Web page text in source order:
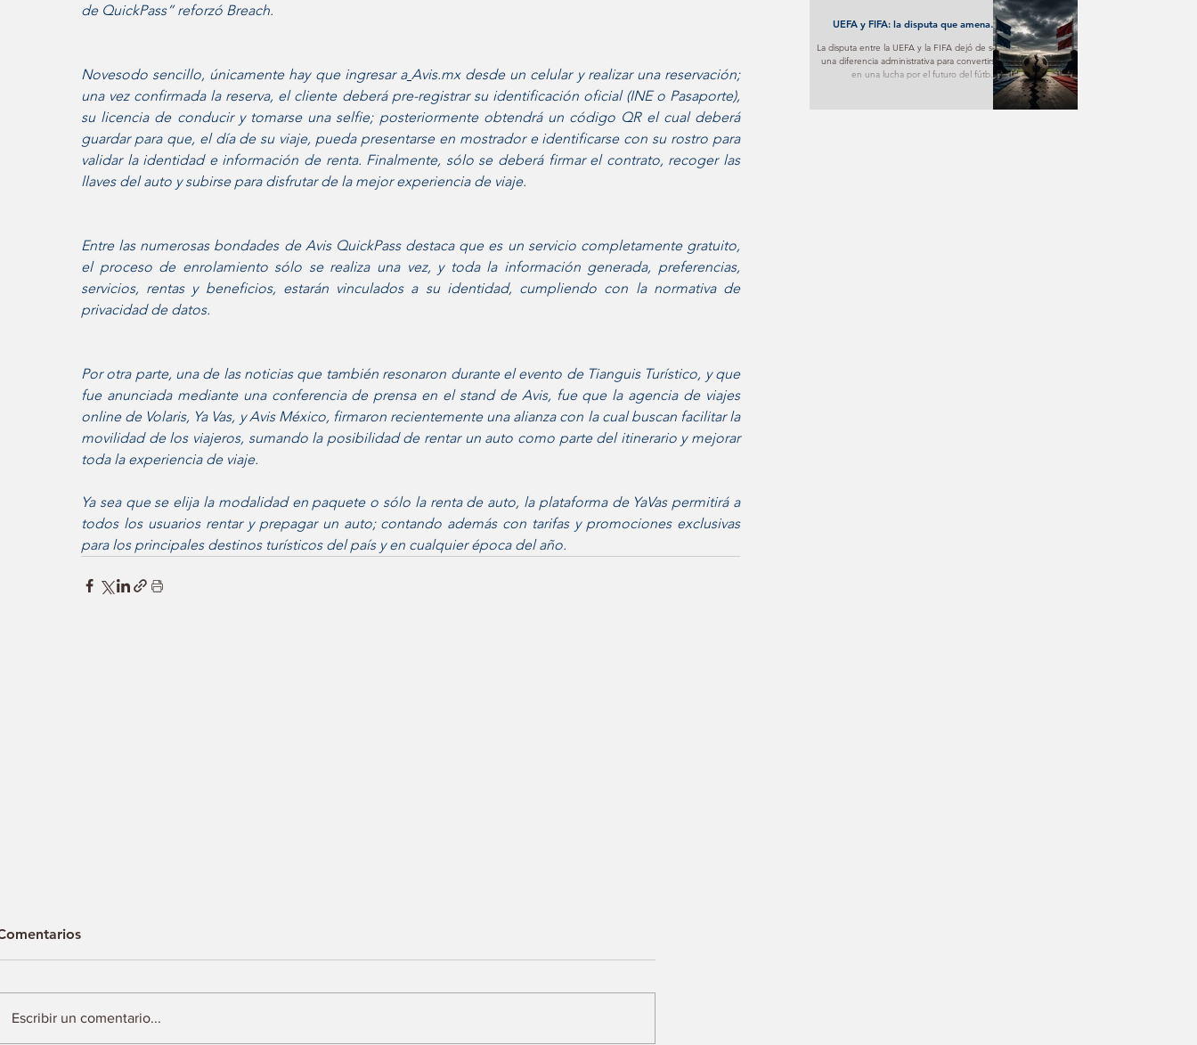
de QuickPass” reforzó Breach.
Novesodo sencillo, únicamente hay que ingresar a Avis.mx desde un celular y realizar una reservación;
una vez confirmada la reserva, el cliente deberá pre-registrar su identificación oficial (INE o Pasaporte),
su licencia de conducir y tomarse una selfie; posteriormente obtendrá un código QR el cual deberá
guardar para que, el día de su viaje, pueda presentarse en mostrador e identificarse con su rostro para
validar la identidad e información de renta. Finalmente, sólo se deberá firmar el contrato, recoger las
llaves del auto y subirse para disfrutar de la mejor experiencia de viaje.
Entre las numerosas bondades de Avis QuickPass destaca que es un servicio completamente gratuito,
el proceso de enrolamiento sólo se realiza una vez, y toda la información generada, preferencias,
servicios, rentas y beneficios, estarán vinculados a su identidad, cumpliendo con la normativa de
privacidad de datos.
Por otra parte, una de las noticias que también resonaron durante el evento de Tianguis Turístico, y que
fue anunciada mediante una conferencia de prensa en el stand de Avis, fue que la agencia de viajes
online de Volaris, Ya Vas, y Avis México, firmaron recientemente una alianza con la cual buscan facilitar la
movilidad de los viajeros, sumando la posibilidad de rentar un auto como parte del itinerario y mejorar
toda la experiencia de viaje.
Ya sea que se elija la modalidad en paquete o sólo la renta de auto, la plataforma de YaVas permitirá a
todos los usuarios rentar y prepagar un auto; contando además con tarifas y promociones exclusivas
para los principales destinos turísticos del país y en cualquier época del año.
Escribir un comentario...
UEFA y FIFA: la disputa que amenaza
con fracturar al fútbol mundial
La disputa entre la UEFA y la FIFA dejó de ser
una diferencia administrativa para convertirse
en una lucha por el futuro del fútbol.
Mientras una apuesta por nuevos modelos